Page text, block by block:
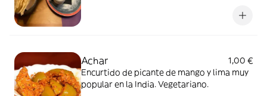
Achar
1,00 €
Encurtido de picante de mango y lima muy
popular en la India. Vegetariano.